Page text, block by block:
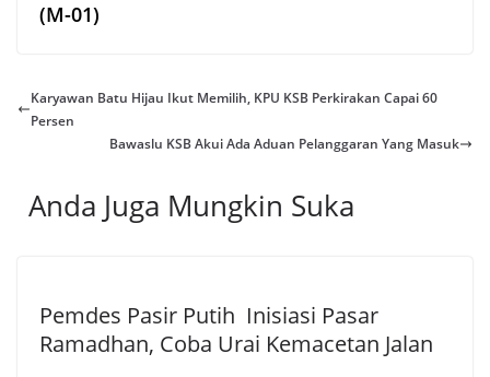
(M-01)
Karyawan Batu Hijau Ikut Memilih, KPU KSB Perkirakan Capai 60
Persen
Bawaslu KSB Akui Ada Aduan Pelanggaran Yang Masuk
Anda Juga Mungkin Suka
Pemdes Pasir Putih Inisiasi Pasar
Ramadhan, Coba Urai Kemacetan Jalan